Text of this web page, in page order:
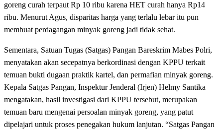
goreng curah terpaut Rp 10 ribu karena HET curah hanya Rp14
ribu. Menurut Agus, disparitas harga yang terlalu lebar itu pun
membuat perdagangan minyak goreng jadi tidak sehat.
Sementara, Satuan Tugas (Satgas) Pangan Bareskrim Mabes Polri,
menyatakan akan secepatnya berkordinasi dengan KPPU terkait
temuan bukti dugaan praktik kartel, dan permafian minyak goreng.
Kepala Satgas Pangan, Inspektur Jenderal (Irjen) Helmy Santika
mengatakan, hasil investigasi dari KPPU tersebut, merupakan
temuan baru mengenai persoalan minyak goreng, yang patut
dipelajari untuk proses penegakan hukum lanjutan. “Satgas Pangan